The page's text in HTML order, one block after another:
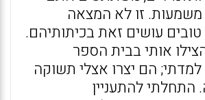
זו לא המצאה
עושים זאת בכיתותיהם.
אותי בבית הספר
הם יצרו אצלי תשוקה
התחלתי להתעניין